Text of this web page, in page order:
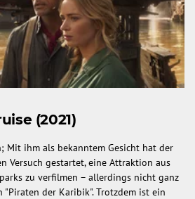
(2021)
Mit ihm als bekanntem Gesicht hat der
Versuch gestartet, eine Attraktion aus
zu verfilmen – allerdings nicht ganz
der Karibik". Trotzdem ist ein